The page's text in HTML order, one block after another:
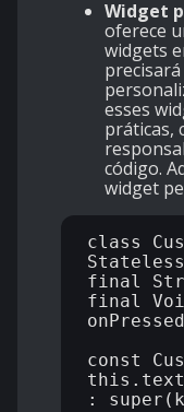
Widget
oferece
widgets
esses
práticas,
código.
widget
class
final
final
const
: